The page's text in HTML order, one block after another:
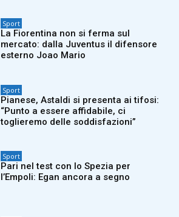
Sport
La Fiorentina non si ferma sul
mercato: dalla Juventus il difensore
esterno Joao Mario
Sport
Pianese, Astaldi si presenta ai tifosi:
“Punto a essere affidabile, ci
toglieremo delle soddisfazioni”
Sport
Pari nel test con lo Spezia per
l’Empoli: Egan ancora a segno